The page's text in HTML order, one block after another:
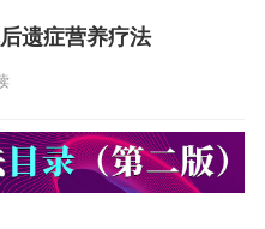
遗症营养疗法